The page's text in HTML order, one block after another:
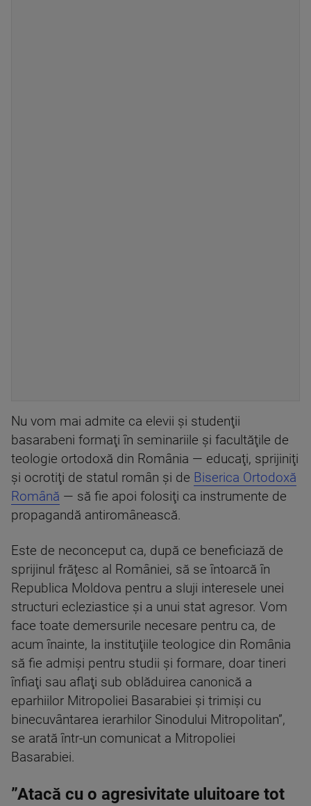
Nu vom mai admite ca elevii şi studenţii
basarabeni formaţi în seminariile şi facultăţile de
teologie ortodoxă din România — educaţi, sprijiniţi
şi ocrotiţi de statul român şi de Biserica Ortodoxă
Română — să fie apoi folosiţi ca instrumente de
propagandă antiromânească.
Este de neconceput ca, după ce beneficiază de
sprijinul frăţesc al României, să se întoarcă în
Republica Moldova pentru a sluji interesele unei
structuri ecleziastice şi a unui stat agresor. Vom
face toate demersurile necesare pentru ca, de
acum înainte, la instituţiile teologice din România
să fie admişi pentru studii şi formare, doar tineri
înfiaţi sau aflaţi sub oblăduirea canonică a
eparhiilor Mitropoliei Basarabiei şi trimişi cu
binecuvântarea ierarhilor Sinodului Mitropolitan”,
se arată într-un comunicat a Mitropoliei
Basarabiei.
”Atacă cu o agresivitate uluitoare tot